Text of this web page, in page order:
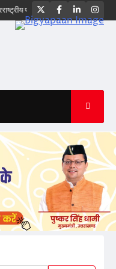
: सीएम धामी भारत का
Twitter
Facebook
LinkedIn